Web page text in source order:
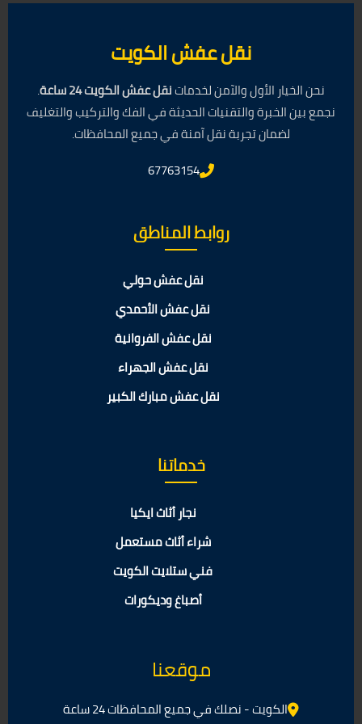
نقل عفش الكويت
نحن الخيار الأول والآمن لخدماتنقل عفش الكويت 24 ساعة
.
نجمع بين الخبرة والتقنيات الحديثة في الفك والتركيب والتغليف
لضمان تجربة نقل آمنة في جميع المحافظات.
67763154
روابط المناطق
نقل عفش حولي
نقل عفش الأحمدي
نقل عفش الفروانية
نقل عفش الجهراء
نقل عفش مبارك الكبير
خدماتنا
نجار أثاث ايكيا
شراء أثاث مستعمل
فني ستلايت الكويت
أصباغ وديكورات
موقعنا
الكويت - نصلك في جميع المحافظات 24 ساعة